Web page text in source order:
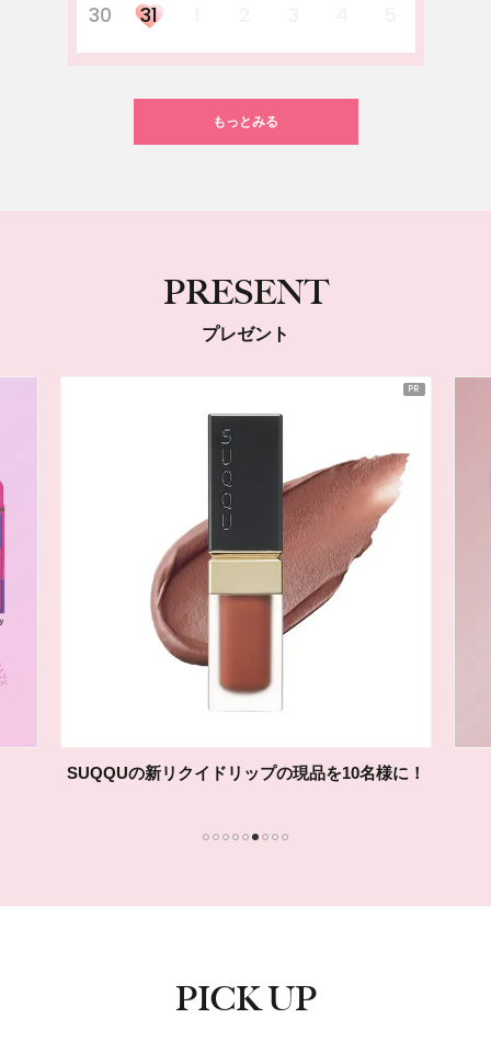
30
31
もっとみる
PRESENT
プレゼント
SUQQUの新リクイドリップの現品を10名様に！
PICK UP